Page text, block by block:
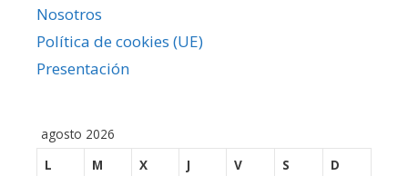
Nosotros
Política de cookies (UE)
Presentación
agosto 2026
L
M X J V S
D